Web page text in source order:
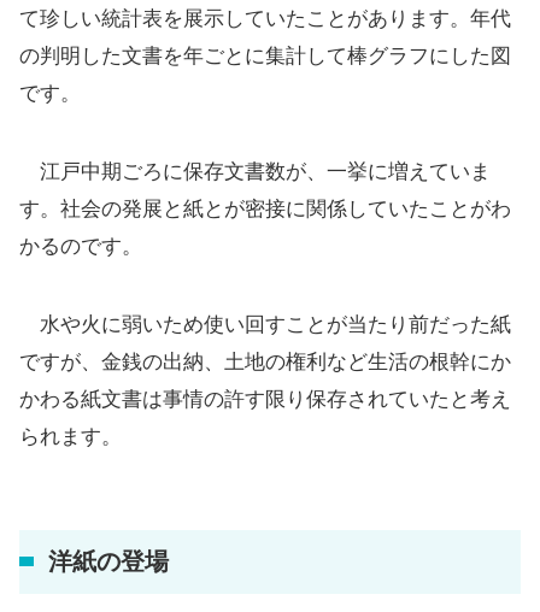
て珍しい統計表を展示していたことがあります。年代
の判明した文書を年ごとに集計して棒グラフにした図
です。
江戸中期ごろに保存文書数が、一挙に増えていま
す。社会の発展と紙とが密接に関係していたことがわ
かるのです。
水や火に弱いため使い回すことが当たり前だった紙
ですが、金銭の出納、土地の権利など生活の根幹にか
かわる紙文書は事情の許す限り保存されていたと考え
られます。
洋紙の登場